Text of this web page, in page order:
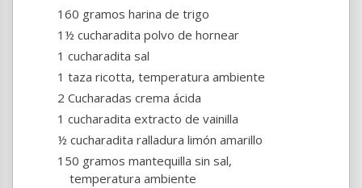
160 gramos harina de trigo
1½ cucharadita polvo de hornear
1 cucharadita sal
1 taza ricotta, temperatura ambiente
2 Cucharadas crema ácida
1 cucharadita extracto de vainilla
½ cucharadita ralladura limón amarillo
150 gramos mantequilla sin sal,
temperatura ambiente